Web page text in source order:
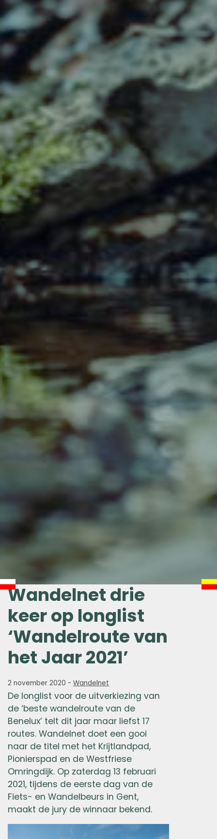
Wandelnet drie
keer op longlist
‘Wandelroute van
het Jaar 2021’
2 november 2020 - Wandelnet
De longlist voor de uitverkiezing van
de ‘beste wandelroute van de
Benelux’ telt dit jaar maar liefst 17
routes. Wandelnet doet een gooi
naar de titel met het Krijtlandpad,
Pionierspad en de Westfriese
Omringdijk. Op zaterdag 13 februari
2021, tijdens de eerste dag van de
Fiets- en Wandelbeurs in Gent,
maakt de jury de winnaar bekend.